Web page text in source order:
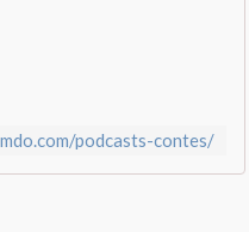
podcasts-contes/